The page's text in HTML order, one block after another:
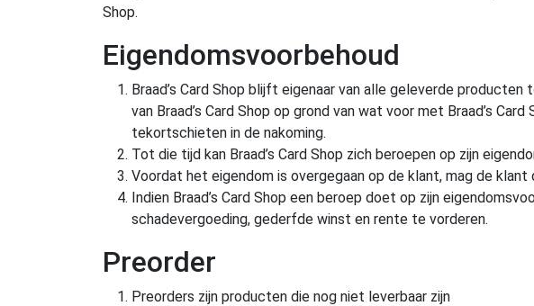
Shop.
Eigendomsvoorbehoud
Braad’s Card Shop blijft eigenaar van alle geleverde
van Braad’s Card Shop op grond van wat voor met Braad’s
tekortschieten in de nakoming.
Tot die tijd kan Braad’s Card Shop zich beroepen op zijn
Voordat het eigendom is overgegaan op de klant, mag de
Indien Braad’s Card Shop een beroep doet op zijn
schadevergoeding, gederfde winst en rente te vorderen.
Preorder
Preorders zijn producten die nog niet leverbaar zijn